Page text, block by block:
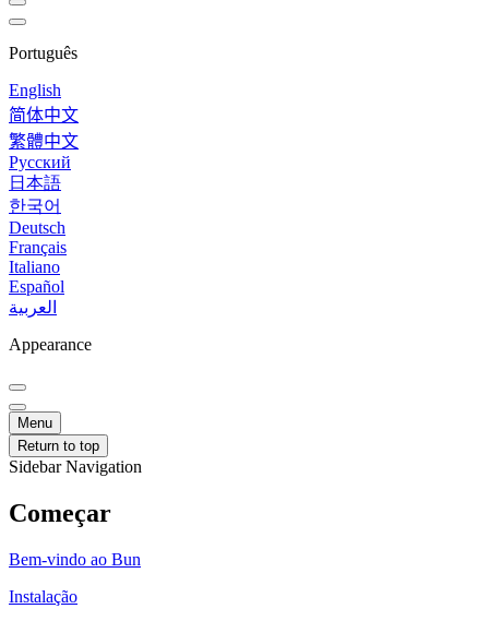
Português
English
简体中文
繁體中文
Русский
日本語
한국어
Deutsch
Français
Italiano
Español
العربية
Appearance
Menu
Return to top
Sidebar Navigation
Começar
Bem-vindo ao Bun
Instalação